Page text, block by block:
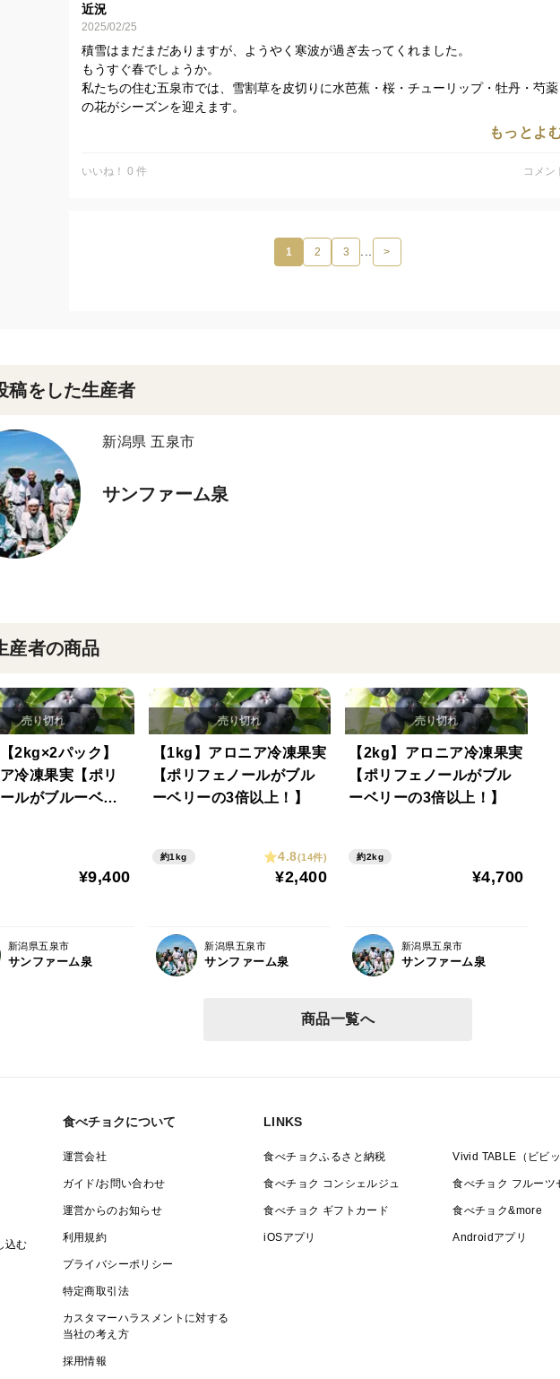
近況
2025/02/25
積雪はまだまだありますが、ようやく寒波が過ぎ去ってくれました。
もうすぐ春でしょうか。
私たちの住む五泉市では、雪割草を皮切りに水芭蕉・桜・チューリップ・牡丹・芍薬
の花がシーズンを迎えます。
もっとよ
いいね！ 0 件 コメン
1 2 3 ... >
稿をした生産者
新潟県 五泉市
サンファーム泉
産者の商品
2kg×2パック】
冷凍果実【ポリ
ルがブルーベリ
¥9,400
新潟県五泉市
サンファーム泉
【1kg】アロニア冷凍果実
【ポリフェノールがブル
ーベリーの3倍以上！】
約1kg 4.8(14件)
¥2,400
新潟県五泉市
サンファーム泉
【2kg】アロニア冷凍果実
【ポリフェノールがブル
ーベリーの3倍以上！】
約2kg
¥4,700
新潟県五泉市
サンファーム泉
商品一覧へ
込む
食べチョクについて
運営会社
ガイド/お問い合わせ
運営からのお知らせ
利用規約
プライバシーポリシー
特定商取引法
カスタマーハラスメントに対する
当社の考え方
採用情報
LINKS
食べチョクふるさと納税 Vivid TABLE（ビビッ
食べチョク コンシェルジュ 食べチョク フルーツ
食べチョク ギフトカード 食べチョク&more
iOSアプリ Androidアプリ